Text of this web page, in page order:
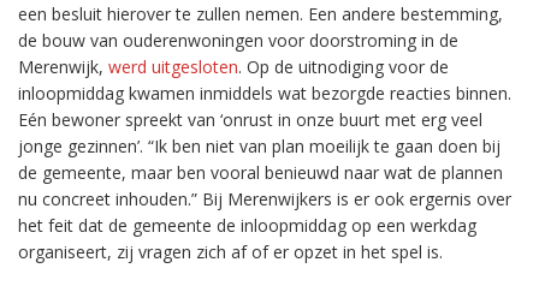
een besluit hierover te zullen nemen. Een andere bestemming,
de bouw van ouderenwoningen voor doorstroming in de
Merenwijk, werd uitgesloten. Op de uitnodiging voor de
inloopmiddag kwamen inmiddels wat bezorgde reacties binnen.
Eén bewoner spreekt van ‘onrust in onze buurt met erg veel
jonge gezinnen’. “Ik ben niet van plan moeilijk te gaan doen bij
de gemeente, maar ben vooral benieuwd naar wat de plannen
nu concreet inhouden.” Bij Merenwijkers is er ook ergernis over
het feit dat de gemeente de inloopmiddag op een werkdag
organiseert, zij vragen zich af of er opzet in het spel is.